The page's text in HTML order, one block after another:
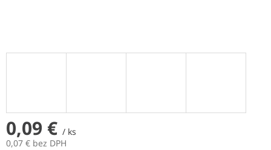
0,09 € / ks
0,07 € bez DPH